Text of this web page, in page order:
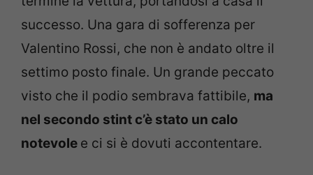
successo. Una gara di sofferenza per
Valentino Rossi, che non è andato oltre il
settimo posto finale. Un grande peccato
visto che il podio sembrava fattibile, ma
nel secondo stint c’è stato un calo
notevole e ci si è dovuti accontentare.